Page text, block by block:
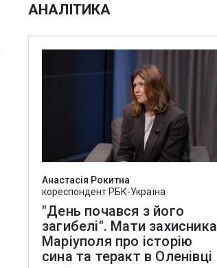
АНАЛІТИКА
Анастасія Рокитна
кореспондент РБК-Україна
"День почався з його
загибелі". Мати захисника
Маріуполя про історію
сина та теракт в Оленівці